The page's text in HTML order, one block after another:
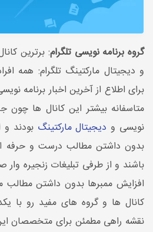
گروه برنامه نویسی تلگرام: برترین
و دیجیتال مارکتینگ تلگرام: همه
برای اطلاع از آخرین اخبار برنامه
متاسفانه بیشتر این کانال ها چون
نویسی و دیجیتال مارکتینگ بودند
بدون داشتن مطالب درست و حرفه
باشند و از طرفی تبلیغات زنجیره
افزایش ممبرها بدون داشتن
کانال ها و گروه های مفید رو با
نقشه راهی مطمئن برای متخصصان